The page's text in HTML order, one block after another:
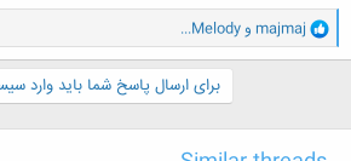
و
ا
ک
majmaj و ...Melody
برای ارسال پاسخ شما باید وارد